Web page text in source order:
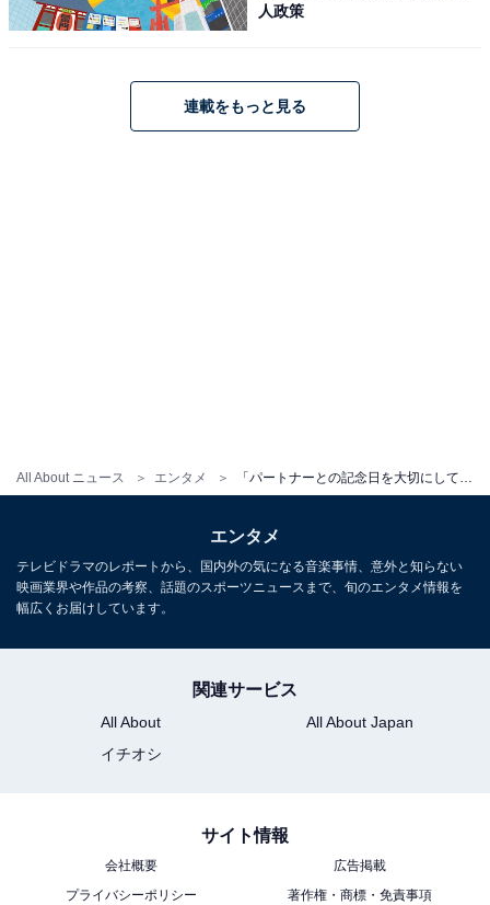
All About ニュース エンタメ
人政策
連載をもっと見る
エンタメ
テレビドラマのレポートから、国内外の気になる音楽事情、意外と知らない
映画業界や作品の考察、話題のスポーツニュースまで、旬のエンタメ情報を
幅広くお届けしています。
関連サービス
All About
All About Japan
イチオシ
サイト情報
会社概要
広告掲載
プライバシーポリシー
著作権・商標・免責事項